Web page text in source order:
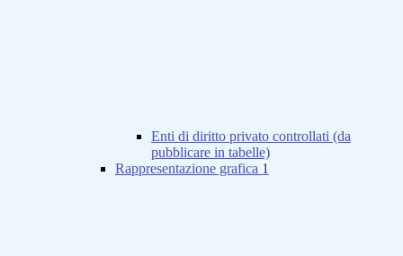
Enti di diritto privato controllati (da
pubblicare in tabelle)
Rappresentazione grafica 1